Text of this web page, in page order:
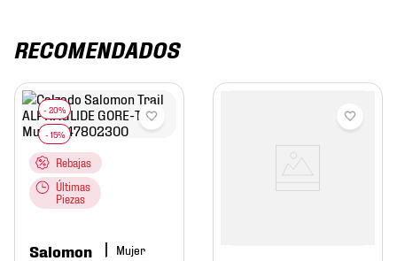
RECOMENDADOS
Rebajas
Últimas
Piezas
Salomon Mujer